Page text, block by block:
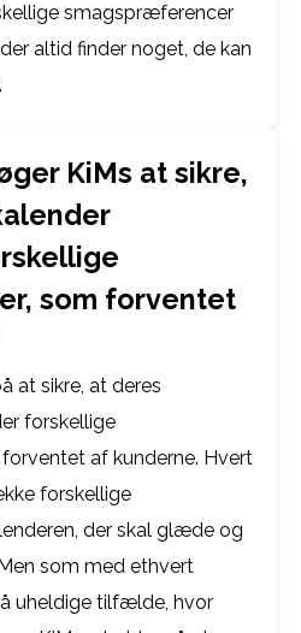
smagspræferencer
altid finder noget, de kan
KiMs at sikre,
som forventet
at sikre, at deres
forskellige
af kunderne. Hvert
forskellige
der skal glæde og
som med ethvert
uheldige tilfælde, hvor